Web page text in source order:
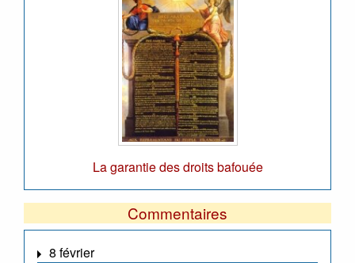
La garantie des droits bafouée
Commentaires
8 février